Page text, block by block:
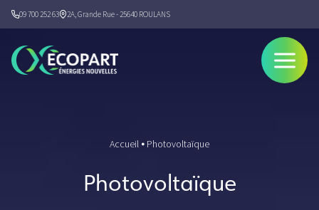
09 700 252 63 2A, Grande Rue - 25640 ROULANS
OUVRIR
MENU
Accueil ⦁ Photovoltaïque
Photovoltaïque